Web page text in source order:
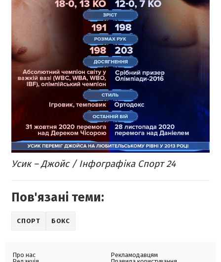
Усик – Джойс / Інфографіка Спорт 24​​
Пов'язані теми:
СПОРТ БОКС
Про нас
Рекламодавцям